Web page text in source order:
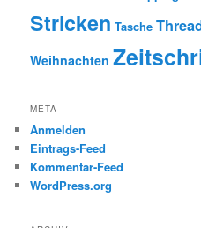
Stricken Tasche
Weihnachten
META
Anmelden
Eintrags-Feed
Kommentar-Feed
WordPress.org